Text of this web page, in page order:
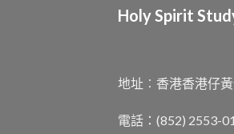
Holy Spirit
地址︰香港香港仔
電話：(852) 2553-